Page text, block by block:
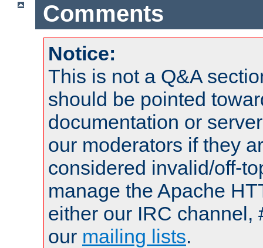
Comments
Notice:
This is not a Q&A
should be pointed
documentation or
our moderators if they
considered invalid/off-
manage the Apache
either our IRC channel,
our mailing lists.